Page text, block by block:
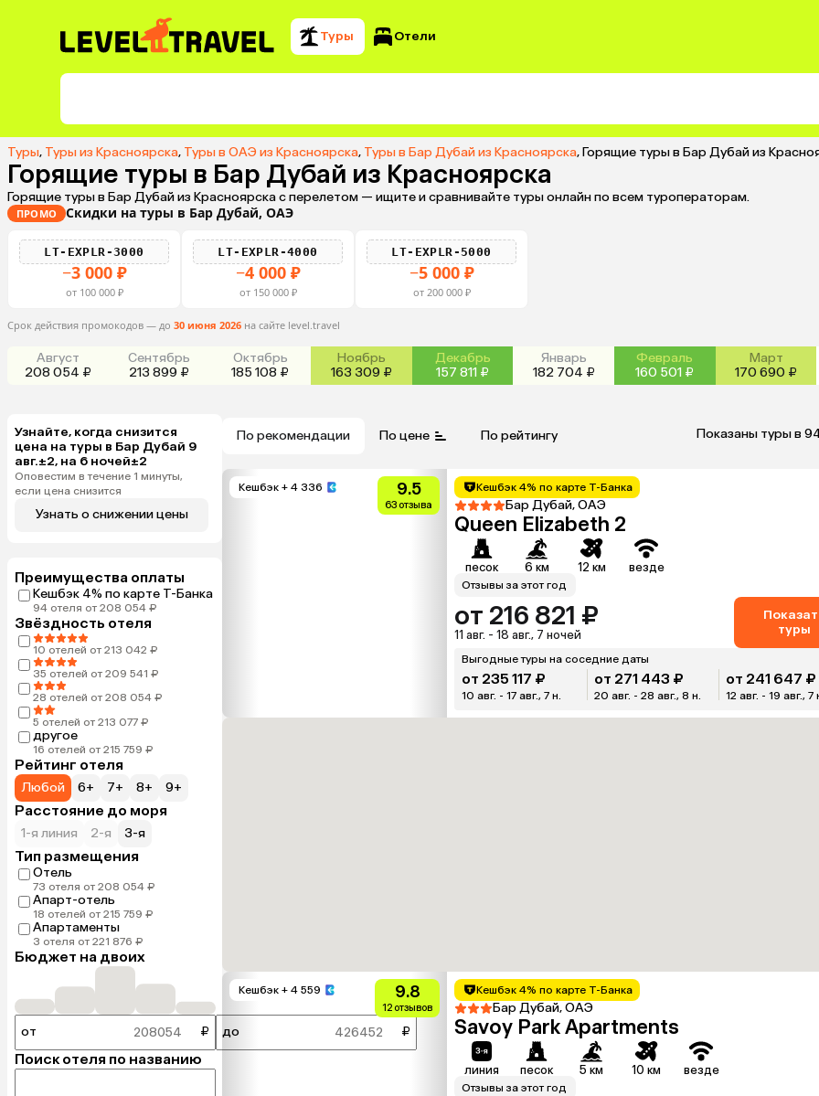
Туры Отели
Туры, Туры из Красноярска, Туры в ОАЭ из Красноярска, Туры в Бар Дубай из Красноярска,Горящие туры в Бар Дубай из
Горящие туры в Бар Дубай из Красноярска
Горящие туры в Бар Дубай из Красноярска с перелетом — ищите и сравнивайте туры онлайн по всем туроператорам.
ПРОМО Скидки на туры в Бар Дубай, ОАЭ
LT-EXPLR-3000
−3 000 ₽
от 100 000 ₽
LT-EXPLR-4000
−4 000 ₽
от 150 000 ₽
LT-EXPLR-5000
−5 000 ₽
от 200 000 ₽
Срок действия промокодов — до 30 июня 2026 на сайте level.travel
Август
208 054 ₽
Сентябрь
213 899 ₽
Октябрь
185 108 ₽
Ноябрь
163 309 ₽
Декабрь
157 811 ₽
Январь
182 704 ₽
Февраль
160 501 ₽
Март
170 690 ₽
Узнайте, когда снизится
цена на туры в Бар Дубай 9
авг.±2, на 6 ночей±2
Оповестим в течение 1 минуты,
если цена снизится
Узнать о снижении цены
Преимущества оплаты
Кешбэк 4% по карте Т-Банка
94 отеля от 208 054 ₽
Звёздность отеля
10 отелей от 213 042 ₽
35 отелей от 209 541 ₽
28 отелей от 208 054 ₽
5 отелей от 213 077 ₽
другое
16 отелей от 215 759 ₽
Рейтинг отеля
Любой 6+ 7+ 8+ 9+
Расстояние до моря
1-я линия 2-я 3-я
Тип размещения
Отель
73 отеля от 208 054 ₽
Апарт-отель
18 отелей от 215 759 ₽
Апартаменты
3 отеля от 221 876 ₽
Бюджет на двоих
от ₽ до ₽
Поиск отеля по названию
По рекомендации По цене По рейтингу Показаны туры в
Кешбэк + 4 336 9.5
63 отзыва
Кешбэк 4% по карте Т-Банка
Бар Дубай, ОАЭ
Queen Elizabeth 2
песок 6 км 12 км везде
Отзывы за этот год
от 216 821 ₽
11 авг. - 18 авг., 7 ночей
туры
Выгодные туры на соседние даты
от 235 117 ₽
10 авг. - 17 авг., 7 н.
от 271 443 ₽
20 авг. - 28 авг., 8 н.
от 241 647 ₽
12 авг. - 19 авг., 7
Кешбэк + 4 559 9.8
12 отзывов
Кешбэк 4% по карте Т-Банка
Бар Дубай, ОАЭ
Savoy Park Apartments
линия песок 5 км 10 км везде
Отзывы за этот год